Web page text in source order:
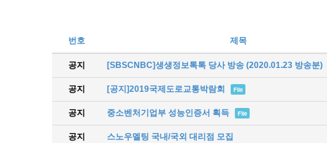
번호 제목
공지 [SBSCNBC]생생정보톡톡 당사 방송 (2020.01.23 방송분)
공지 [공지]2019국제도로교통박람회 File
공지 중소벤처기업부 성능인증서 획득 File
공지 스노우멜팅 국내/국외 대리점 모집